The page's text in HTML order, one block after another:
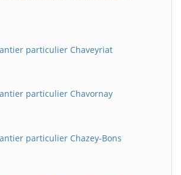
particulier Chaveyriat
particulier Chavornay
particulier Chazey-Bons